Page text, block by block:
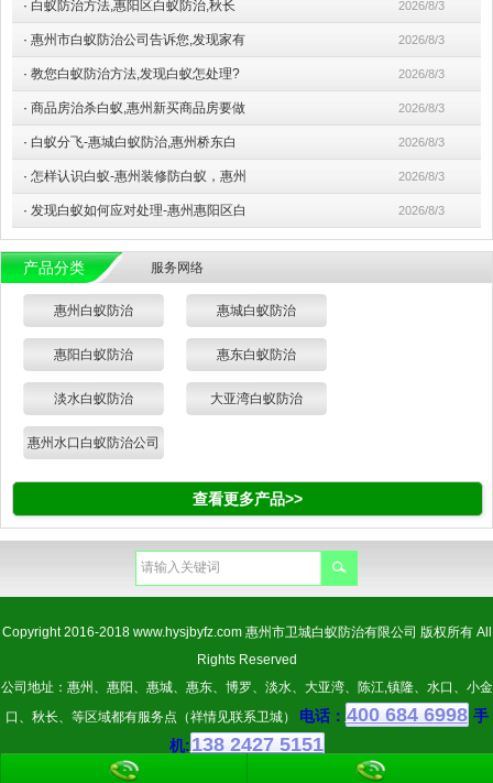
· 白蚁防治方法,惠阳区白蚁防治,秋长 2026/8/3
· 惠州市白蚁防治公司告诉您,发现家有 2026/8/3
· 教您白蚁防治方法,发现白蚁怎处理? 2026/8/3
· 商品房治杀白蚁,惠州新买商品房要做 2026/8/3
· 白蚁分飞-惠城白蚁防治,惠州桥东白 2026/8/3
· 怎样认识白蚁-惠州装修防白蚁，惠州 2026/8/3
· 发现白蚁如何应对处理-惠州惠阳区白 2026/8/3
产品分类 服务网络
惠州白蚁防治 惠城白蚁防治
惠阳白蚁防治 惠东白蚁防治
淡水白蚁防治 大亚湾白蚁防治
惠州水口白蚁防治公司
查看更多产品>>
Copyright 2016-2018 www.hysjbyfz.com惠州市卫城白蚁防治有限公司 版权所有 All
Rights Reserved
公司地址：惠州、惠阳、惠城、惠东、博罗、淡水、大亚湾、陈江,镇隆、水口、小金
口、秋长、等区域都有服务点（祥情见联系卫城）
电话： 400 684 6998 手
机:138 2427 5151